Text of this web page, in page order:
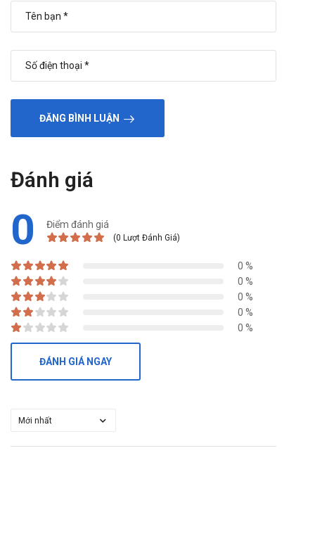
090.179.6388
và nhanh nhất.
ĐĂNG BÌNH LUẬN
Đánh giá
0 Điểm đánh giá
(0 Lượt Đánh Giá)
0 %
0 %
0 %
0 %
0 %
ĐÁNH GIÁ NGAY